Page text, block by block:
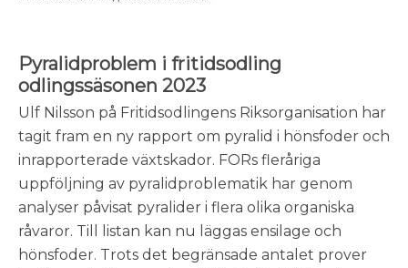
Pyralidproblem i fritidsodling
odlingssäsonen 2023
Ulf Nilsson på Fritidsodlingens Riksorganisation har
tagit fram en ny rapport om pyralid i hönsfoder och
inrapporterade växtskador. FORs fleråriga
uppföljning av pyralidproblematik har genom
analyser påvisat pyralider i flera olika organiska
råvaror. Till listan kan nu läggas ensilage och
hönsfoder. Trots det begränsade antalet prover